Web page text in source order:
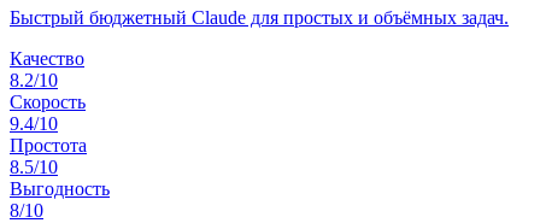
Быстрый бюджетный Claude для простых и объёмных задач.
Качество
8.2/10
Скорость
9.4/10
Простота
8.5/10
Выгодность
8/10